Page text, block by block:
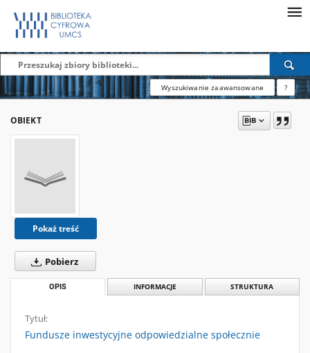
Wyszukiwanie zaawansowane ?
OBIEKT
Pokaż treść
Pobierz
OPIS INFORMACJE STRUKTURA
Tytuł:
Fundusze inwestycyjne odpowiedzialne społecznie